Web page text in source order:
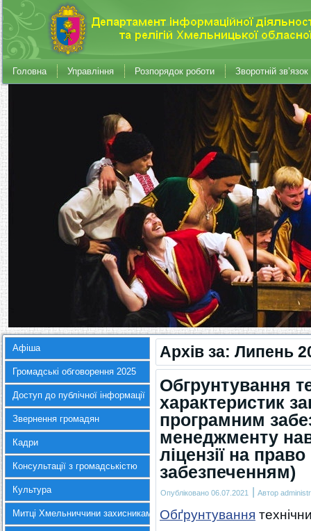
Головна Управління Розпорядок роботи Зворотній зв’язок
Афіша
Громадські обговорення 2025
Доступ до публічної інформації
Звернення громадян
Кадри
Консультації з громадськістю
Культура
Митці Хмельниччини захисникам України
Архів за: Липень
Обгрунтування
характеристик
програмним
менеджменту
ліцензії на
забезпеченням)
Опубліковано 06.07.2021 | Автор
Обґрунтування